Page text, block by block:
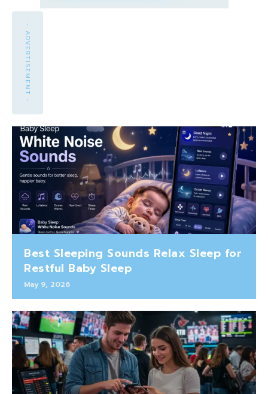
- ADVERTISEMENT -
Best Sleeping Sounds Relax Sleep for
Restful Baby Sleep
May 9, 2026